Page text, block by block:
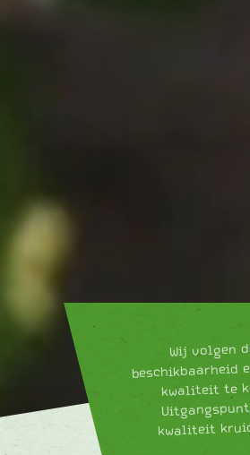
Wij volgen
beschikbaarheid
kwaliteit te
kwaliteit